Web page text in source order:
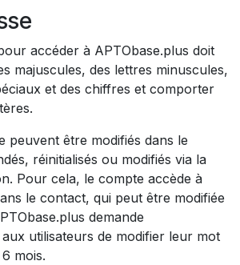
accéder à APTObase.plus doit
majuscules, des lettres minuscules,
et des chiffres et comporter
peuvent être modifiés dans le
réinitialisés ou modifiés via la
Pour cela, le compte accède à
le contact, qui peut être modifiée
demande
utilisateurs de modifier leur mot
mois.